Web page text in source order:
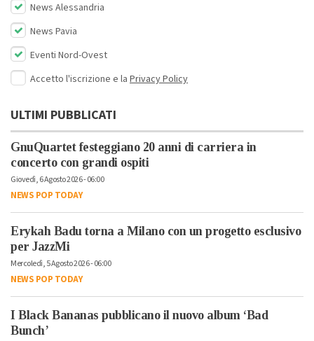
News Alessandria
News Pavia
Eventi Nord-Ovest
Accetto l'iscrizione e la Privacy Policy
ULTIMI PUBBLICATI
GnuQuartet festeggiano 20 anni di carriera in
concerto con grandi ospiti
Giovedì, 6 Agosto 2026 - 06:00
NEWS POP TODAY
Erykah Badu torna a Milano con un progetto esclusivo
per JazzMi
Mercoledì, 5 Agosto 2026 - 06:00
NEWS POP TODAY
I Black Bananas pubblicano il nuovo album ‘Bad
Bunch’